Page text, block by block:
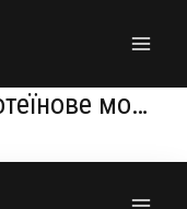
мо…